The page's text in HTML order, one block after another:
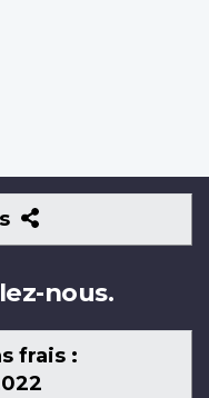
Suivez-
nous
nous.
frais :